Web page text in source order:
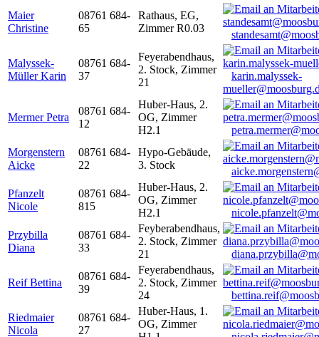
Maier
Christine
08761 684-
65
Rathaus, EG,
Zimmer R0.03
Malyssek-
Müller Karin
08761 684-
37
Feyerabendhaus,
2. Stock, Zimmer
21
karin.malyssek-
Mermer Petra
08761 684-
12
Huber-Haus, 2.
OG, Zimmer
H2.1
Morgenstern
Aicke
08761 684-
22
Hypo-Gebäude,
3. Stock
Pfanzelt
Nicole
08761 684-
815
Huber-Haus, 2.
OG, Zimmer
H2.1
Przybilla
Diana
08761 684-
33
Feyberabendhaus,
2. Stock, Zimmer
21
Reif Bettina
08761 684-
39
Feyerabendhaus,
2. Stock, Zimmer
24
Riedmaier
Nicola
08761 684-
27
Huber-Haus, 1.
OG, Zimmer